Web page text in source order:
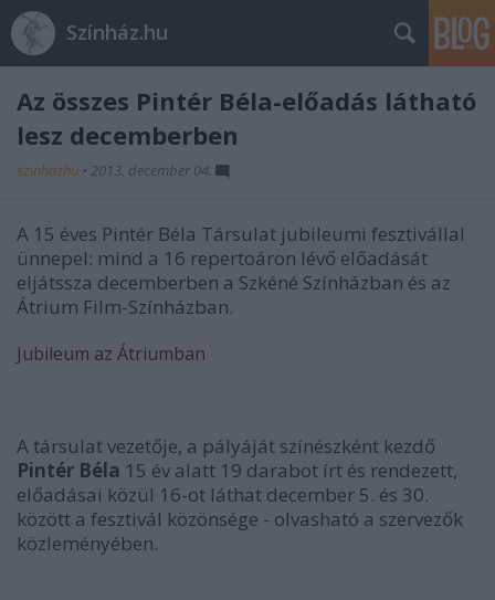
Színház.hu
Az összes Pintér Béla-előadás látható
lesz decemberben
szinhazhu • 2013. december 04.
A 15 éves Pintér Béla Társulat jubileumi fesztivállal
ünnepel: mind a 16 repertoáron lévő előadását
eljátssza decemberben a Szkéné Színházban és az
Átrium Film-Színházban.
Jubileum az Átriumban
A társulat vezetője, a pályáját színészként kezdő
Pintér Béla 15 év alatt 19 darabot írt és rendezett,
előadásai közül 16-ot láthat december 5. és 30.
között a fesztivál közönsége - olvasható a szervezők
közleményében.